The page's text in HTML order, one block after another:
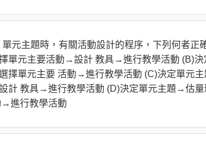
元主題時，有關活動設計的程序，下列何者
單元主要活動→設計 教具→進行教學活動 (B)
單元主要 活動→進行教學活動 (C)決定單元
計 教具→進行教學活動 (D)決定單元主題→估
進行教學活動